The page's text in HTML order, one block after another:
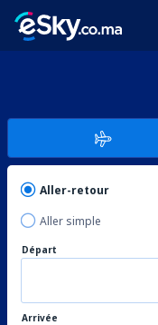
Aller-retour
Aller simple
Départ
Arrivée